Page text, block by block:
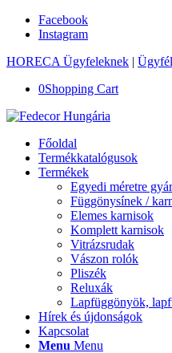
Facebook
Instagram
HORECA Ügyfeleknek |
0Shopping Cart
Főoldal
Termékkatalógusok
Termékek
Egyedi méretre
Függönysínek /
Elemes karnisok
Komplett karnisok
Vitrázsrudak
Vászon rolók
Pliszék
Reluxák
Lapfüggönyök,
Hírek és újdonságok
Kapcsolat
Menu Menu